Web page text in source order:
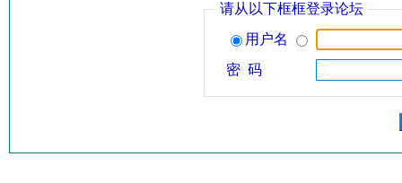
请从以下框框登录论坛
用户名
密 码